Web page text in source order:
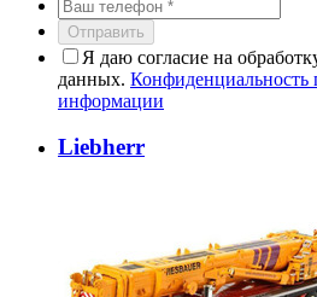
Отправить
Я даю согласие на
данных. Конфиденциальность
информации
Liebherr